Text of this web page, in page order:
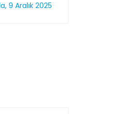
9 Aralık 2025